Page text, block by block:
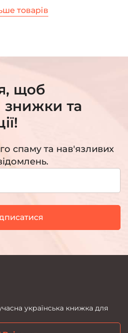
товарів
щоб
знижки та
спаму та нав'язливих
українська книжка для